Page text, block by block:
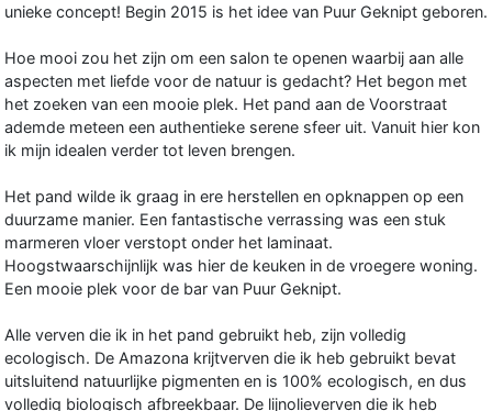
unieke concept! Begin 2015 is het idee van Puur Geknipt geboren.
Hoe mooi zou het zijn om een salon te openen waarbij aan alle
aspecten met liefde voor de natuur is gedacht? Het begon met
het zoeken van een mooie plek. Het pand aan de Voorstraat
ademde meteen een authentieke serene sfeer uit. Vanuit hier kon
ik mijn idealen verder tot leven brengen.
Het pand wilde ik graag in ere herstellen en opknappen op een
duurzame manier. Een fantastische verrassing was een stuk
marmeren vloer verstopt onder het laminaat.
Hoogstwaarschijnlijk was hier de keuken in de vroegere woning.
Een mooie plek voor de bar van Puur Geknipt.
Alle verven die ik in het pand gebruikt heb, zijn volledig
ecologisch. De Amazona krijtverven die ik heb gebruikt bevat
uitsluitend natuurlijke pigmenten en is 100% ecologisch, en dus
volledig biologisch afbreekbaar. De lijnolieverven die ik heb